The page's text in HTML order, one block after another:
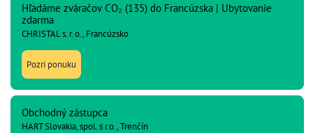
Hľadáme zváračov CO₂ (135) do Francúzska | Ubytovanie
zdarma
CHRISTAL s. r. o., Francúzsko
Pozri ponuku
Obchodný zástupca
HART Slovakia, spol. s r.o., Trenčín